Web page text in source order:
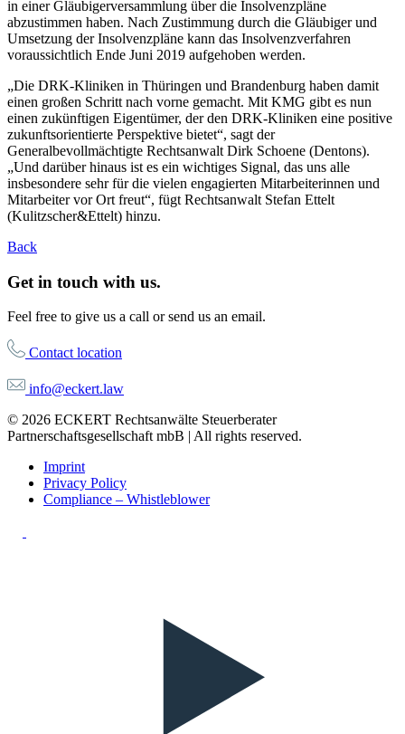
in einer Gläubigerversammlung über die Insolvenzpläne
abzustimmen haben. Nach Zustimmung durch die Gläubiger und
Umsetzung der Insolvenzpläne kann das Insolvenzverfahren
voraussichtlich Ende Juni 2019 aufgehoben werden.
„Die DRK-Kliniken in Thüringen und Brandenburg haben damit
einen großen Schritt nach vorne gemacht. Mit KMG gibt es nun
einen zukünftigen Eigentümer, der den DRK-Kliniken eine positive
zukunftsorientierte Perspektive bietet“, sagt der
Generalbevollmächtigte Rechtsanwalt Dirk Schoene (Dentons).
„Und darüber hinaus ist es ein wichtiges Signal, das uns alle
insbesondere sehr für die vielen engagierten Mitarbeiterinnen und
Mitarbeiter vor Ort freut“, fügt Rechtsanwalt Stefan Ettelt
(Kulitzscher&Ettelt) hinzu.
Back
Get in touch with us.
Feel free to give us a call or send us an email.
Contact location
info@eckert.law
© 2026 ECKERT Rechtsanwälte Steuerberater
Partnerschaftsgesellschaft mbB | All rights reserved.
Imprint
Privacy Policy
Compliance – Whistleblower